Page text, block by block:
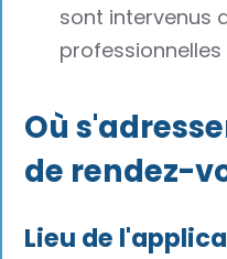
sont intervenus
professionnelles
Où
de rendez-
Lieu de